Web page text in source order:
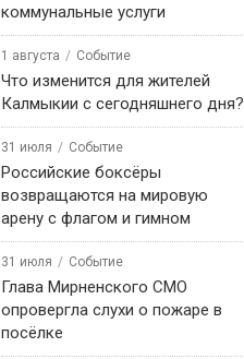
коммунальные услуги
1 августа Событие
Что изменится для жителей
Калмыкии с сегодняшнего дня?
31 июля Событие
Российские боксёры
возвращаются на мировую
арену с флагом и гимном
31 июля Событие
Глава Мирненского СМО
опровергла слухи о пожаре в
посёлке